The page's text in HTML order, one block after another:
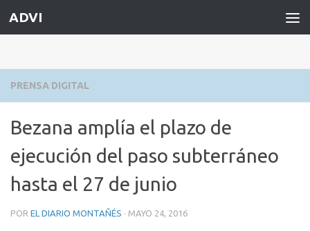
Saltar al contenido
ADVI
PRENSA DIGITAL
Bezana amplía el plazo de
ejecución del paso subterráneo
hasta el 27 de junio
POR EL DIARIO MONTAÑÉS · MAYO 24, 2016